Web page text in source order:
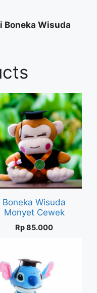
Boneka Wisuda
Boneka Wisuda
Monyet Cewek
Rp85.000